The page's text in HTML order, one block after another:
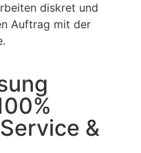
diskret und
Auftrag mit der
&